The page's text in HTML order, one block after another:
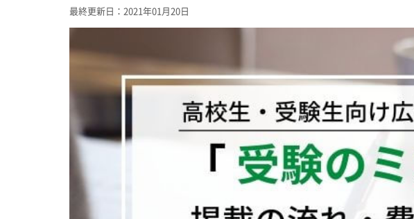
最終更新日：2021年01月20日